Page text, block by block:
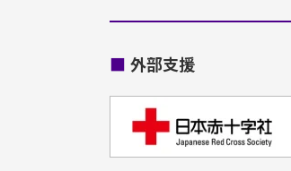
■ 外部支援